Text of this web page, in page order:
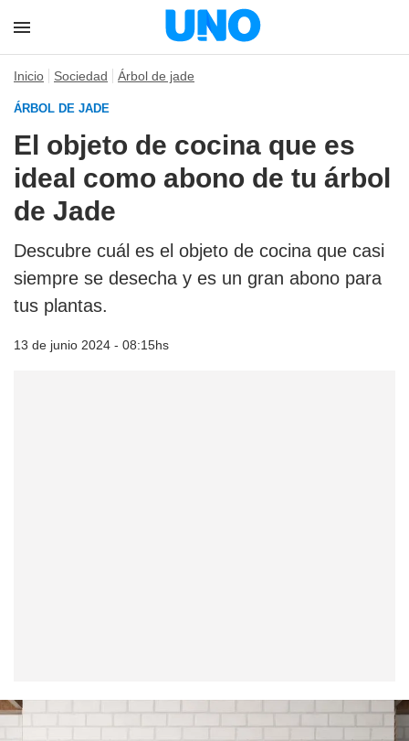
Inicio Sociedad Árbol de jade
ÁRBOL DE JADE
El objeto de cocina que es
ideal como abono de tu árbol
de Jade
Descubre cuál es el objeto de cocina que casi
siempre se desecha y es un gran abono para
tus plantas.
13 de junio 2024 - 08:15hs